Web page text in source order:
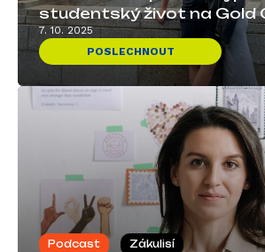
studentský život na Gold
7. 10. 2025
POSLECHNOUT
Podcast Zákulisí